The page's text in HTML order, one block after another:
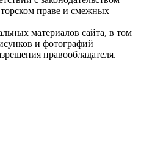
праве и смежных
материалов сайта, в том
и фотографий
правообладателя.